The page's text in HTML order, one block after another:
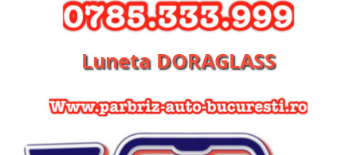
Luneta DORAGLASS